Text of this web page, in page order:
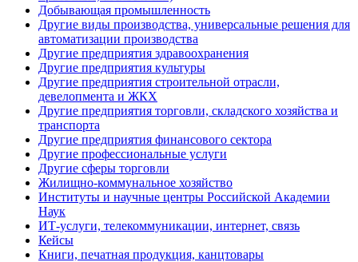
Добывающая промышленность
Другие виды производства, универсальные решения для
автоматизации производства
Другие предприятия здравоохранения
Другие предприятия культуры
Другие предприятия строительной отрасли,
девелопмента и ЖКХ
Другие предприятия торговли, складского хозяйства и
транспорта
Другие предприятия финансового сектора
Другие профессиональные услуги
Другие сферы торговли
Жилищно-коммунальное хозяйство
Институты и научные центры Российской Академии
Наук
ИТ-услуги, телекоммуникации, интернет, связь
Кейсы
Книги, печатная продукция, канцтовары